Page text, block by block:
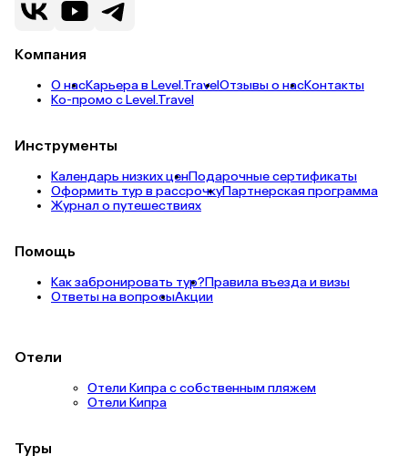
Компания
О насКарьера в Level.TravelОтзывы о насКонтакты
Ко-промо с Level.Travel
Инструменты
Календарь низких ценПодарочные сертификаты
Оформить тур в рассрочкуПартнерская программа
Журнал о путешествиях
Помощь
Как забронировать тур?Правила въезда и визы
Ответы на вопросыАкции
Отели
Отели Кипра с собственным пляжем
Отели Кипра
Туры